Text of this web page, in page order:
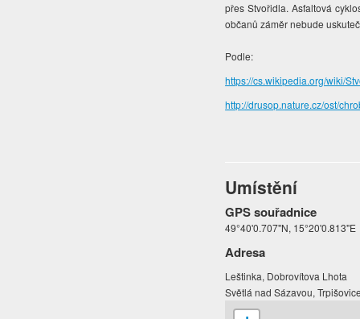
přes Stvořidla. Asfaltová
občanů záměr nebude
Podle:
https://cs.wikipedia.org/wiki/
http://drusop.nature.cz/ost/
Umístění
GPS souřadnice
49°40'0.707"N, 15°20'0.813"E
Adresa
Leštinka, Dobrovítova Lhota
Světlá nad Sázavou,